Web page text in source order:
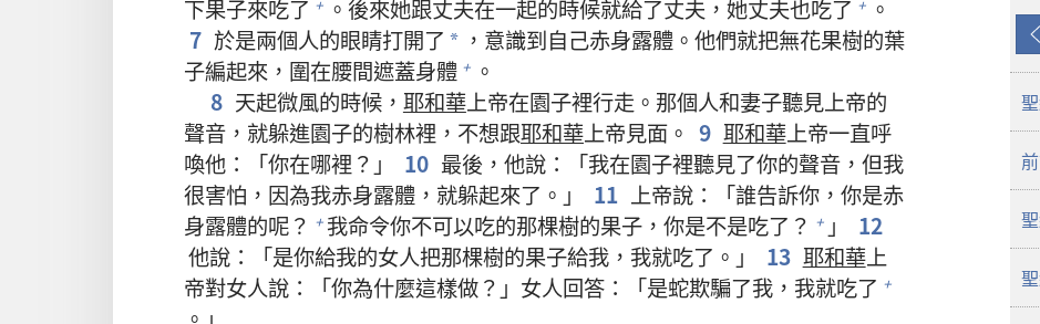
下果子來吃了 + 。後來她跟丈夫在一起的時候就給了丈夫，她丈夫也吃了 + 。
7 於是兩個人的眼睛打開了 * ，意識到自己赤身露體。他們就把無花果樹的葉
子編起來，圍在腰間遮蓋身體 + 。
8 天起微風的時候， 耶和華上帝在園子裡行走。那個人和妻子聽見上帝的
聲音，就躲進園子的樹林裡，不想跟耶和華上帝見面。 9 耶和華上帝一直呼
喚他：「你在哪裡？」
10 最後，他說：「我在園子裡聽見了你的聲音，但我
很害怕，因為我赤身露體，就躲起來了。」
11 上帝說：「誰告訴你，你是赤
身露體的呢？ + 我命令你不可以吃的那棵樹的果子，你是不是吃了？ + 」
12
他說：「是你給我的女人把那棵樹的果子給我，我就吃了。」
13 耶和華上
帝對女人說：「你為什麼這樣做？」女人回答：「是蛇欺騙了我，我就吃了 +
上
一
頁